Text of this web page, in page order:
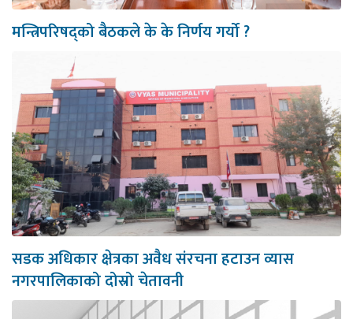
मन्त्रिपरिषद्को बैठकले के के निर्णय गर्यो ?
सडक अधिकार क्षेत्रका अवैध संरचना हटाउन व्यास
नगरपालिकाको दोस्रो चेतावनी